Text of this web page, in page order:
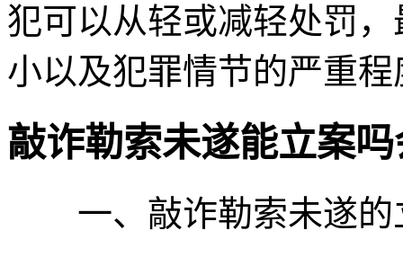
犯可以从轻或减轻处罚
小以及犯罪情节的严重程
敲诈勒索未遂能立案
一、敲诈勒索未遂的